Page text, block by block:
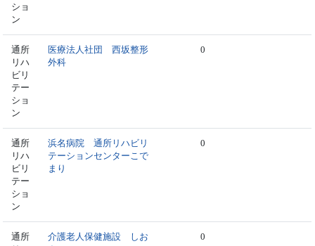
ショ
ン
通所
リハ
ビリ
テー
ショ
ン
医療法人社団 西坂整形
外科
0
通所
リハ
ビリ
テー
ショ
ン
浜名病院 通所リハビリ
テーションセンターこで
まり
0
通所
介護老人保健施設 しお
0